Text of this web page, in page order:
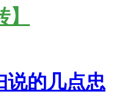
说的几点忠